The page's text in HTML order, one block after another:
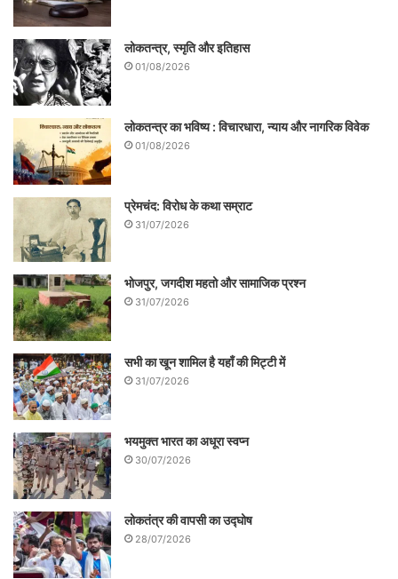
लोकतन्त्र, स्मृति और इतिहास
01/08/2026
लोकतन्त्र का भविष्य : विचारधारा, न्याय और नागरिक विवेक
01/08/2026
प्रेमचंद: विरोध के कथा सम्राट
31/07/2026
भोजपुर, जगदीश महतो और सामाजिक प्रश्न
31/07/2026
सभी का खून शामिल है यहाँ की मिट्टी में
31/07/2026
भयमुक्त भारत का अधूरा स्वप्न
30/07/2026
लोकतंत्र की वापसी का उद्घोष
28/07/2026